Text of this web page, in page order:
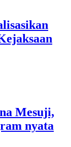
Mesuji,
nyata